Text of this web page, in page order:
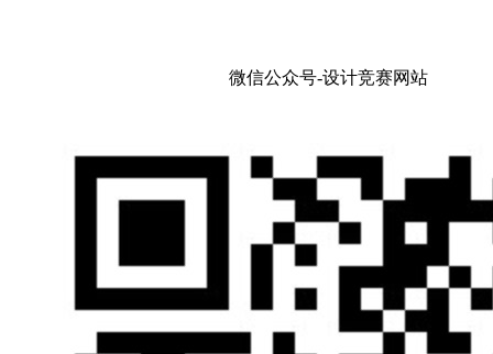
微信公众号-设计竞赛网站